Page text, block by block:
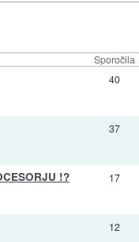
Sporočila
40
37
!? 17
12